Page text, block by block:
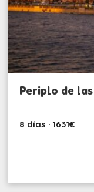
Periplo de
8 días · 1631€